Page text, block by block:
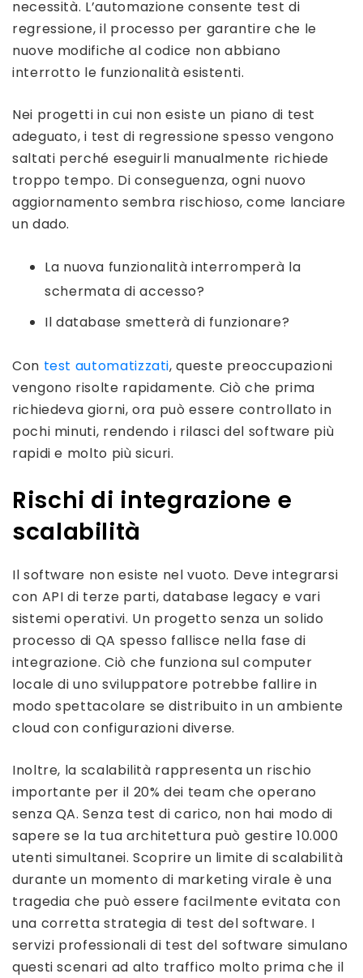
necessità. L’automazione consente test di
regressione, il processo per garantire che le
nuove modifiche al codice non abbiano
interrotto le funzionalità esistenti.
Nei progetti in cui non esiste un piano di test
adeguato, i test di regressione spesso vengono
saltati perché eseguirli manualmente richiede
troppo tempo. Di conseguenza, ogni nuovo
aggiornamento sembra rischioso, come lanciare
un dado.
La nuova funzionalità interromperà la
schermata di accesso?
Il database smetterà di funzionare?
Con test automatizzati, queste preoccupazioni
vengono risolte rapidamente. Ciò che prima
richiedeva giorni, ora può essere controllato in
pochi minuti, rendendo i rilasci del software più
rapidi e molto più sicuri.
Rischi di integrazione e
scalabilità
Il software non esiste nel vuoto. Deve integrarsi
con API di terze parti, database legacy e vari
sistemi operativi. Un progetto senza un solido
processo di QA spesso fallisce nella fase di
integrazione. Ciò che funziona sul computer
locale di uno sviluppatore potrebbe fallire in
modo spettacolare se distribuito in un ambiente
cloud con configurazioni diverse.
Inoltre, la scalabilità rappresenta un rischio
importante per il 20% dei team che operano
senza QA. Senza test di carico, non hai modo di
sapere se la tua architettura può gestire 10.000
utenti simultanei. Scoprire un limite di scalabilità
durante un momento di marketing virale è una
tragedia che può essere facilmente evitata con
una corretta strategia di test del software. I
servizi professionali di test del software simulano
questi scenari ad alto traffico molto prima che il